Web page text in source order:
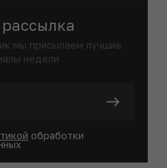
мы присылаем лучшие
недели
обработки